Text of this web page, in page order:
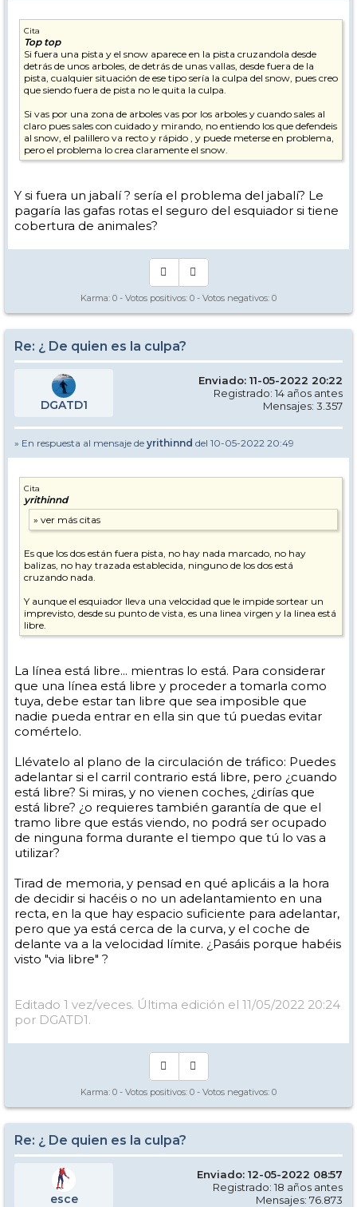
Cita
Top top
Si fuera una pista y el snow aparece en la pista cruzandola desde
detrás de unos arboles, de detrás de unas vallas, desde fuera de la
pista, cualquier situación de ese tipo sería la culpa del snow, pues creo
que siendo fuera de pista no le quita la culpa.
Si vas por una zona de arboles vas por los arboles y cuando sales al
claro pues sales con cuidado y mirando, no entiendo los que defendeis
al snow, el palillero va recto y rápido , y puede meterse en problema,
pero el problema lo crea claramente el snow.
Y si fuera un jabalí ? sería el problema del jabalí? Le
pagaría las gafas rotas el seguro del esquiador si tiene
cobertura de animales?
Karma: 0 - Votos positivos: 0 - Votos negativos: 0
Re: ¿ De quien es la culpa?
DGATD1
Enviado: 11-05-2022 20:22
Registrado: 14 años antes
Mensajes: 3.357
» En respuesta al mensaje de yrithinnd del 10-05-2022 20:49
Cita
yrithinnd
Es que los dos están fuera pista, no hay nada marcado, no hay
balizas, no hay trazada establecida, ninguno de los dos está
cruzando nada.
Y aunque el esquiador lleva una velocidad que le impide sortear un
imprevisto, desde su punto de vista, es una linea virgen y la linea está
libre.
La línea está libre... mientras lo está. Para considerar
que una línea está libre y proceder a tomarla como
tuya, debe estar tan libre que sea imposible que
nadie pueda entrar en ella sin que tú puedas evitar
comértelo.
Llévatelo al plano de la circulación de tráfico: Puedes
adelantar si el carril contrario está libre, pero ¿cuando
está libre? Si miras, y no vienen coches, ¿dirías que
está libre? ¿o requieres también garantía de que el
tramo libre que estás viendo, no podrá ser ocupado
de ninguna forma durante el tiempo que tú lo vas a
utilizar?
Tirad de memoria, y pensad en qué aplicáis a la hora
de decidir si hacéis o no un adelantamiento en una
recta, en la que hay espacio suficiente para adelantar,
pero que ya está cerca de la curva, y el coche de
delante va a la velocidad límite. ¿Pasáis porque habéis
visto "via libre" ?
Editado 1 vez/veces. Última edición el 11/05/2022 20:24
por DGATD1.
Karma: 0 - Votos positivos: 0 - Votos negativos: 0
Re: ¿ De quien es la culpa?
esce
Enviado: 12-05-2022 08:57
Registrado: 18 años antes
Mensajes: 76.873